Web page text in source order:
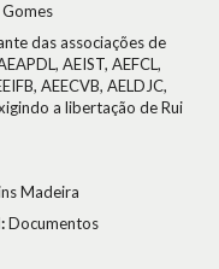
das associações de
AEIST, AEFCL,
AEECVB, AELDJC,
a libertação de Rui
Madeira
Documentos